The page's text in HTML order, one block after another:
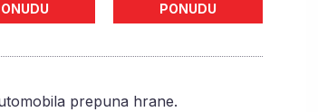
PONUDU
prepuna hrane.